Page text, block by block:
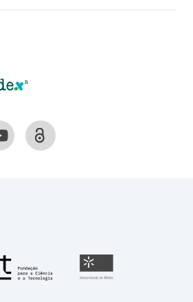
Fundação para a